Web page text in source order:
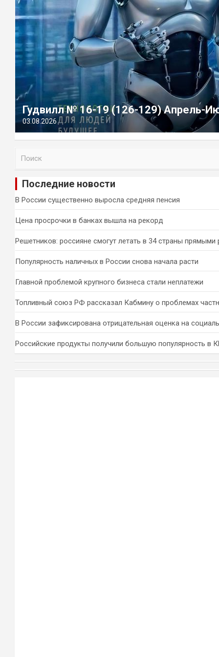
Гудвилл № 16-19 (126-129) Апрель-
03.08.2026
и
Последние новости
В России существенно выросла средняя пенсия
Цена просрочки в банках вышла на рекорд
Решетников: россияне смогут летать в 34 страны прямыми
Популярность наличных в России снова начала расти
Главной проблемой крупного бизнеса стали неплатежи
Топливный союз РФ рассказал Кабмину о проблемах
В России зафиксирована отрицательная оценка на
Российские продукты получили большую популярность в